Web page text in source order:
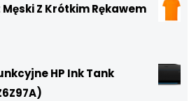
Męski Z Krótkim Rękawem
HP Ink Tank